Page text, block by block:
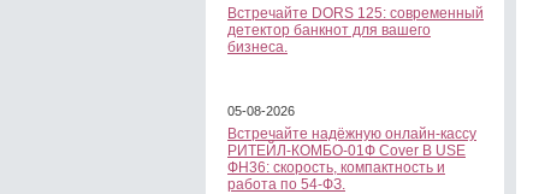
Встречайте DORS 125: современный
детектор банкнот для вашего
бизнеса.
05-08-2026
Встречайте надёжную онлайн-кассу
РИТЕЙЛ-КОМБО-01Ф Cover B USE
ФН36: скорость, компактность и
работа по 54-ФЗ.